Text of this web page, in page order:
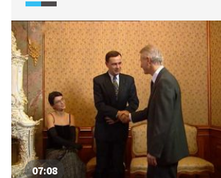
I samotné představování má své
nestačí říci jen jméno. Na druhou stranu
být představování se jiným lidem
07:08